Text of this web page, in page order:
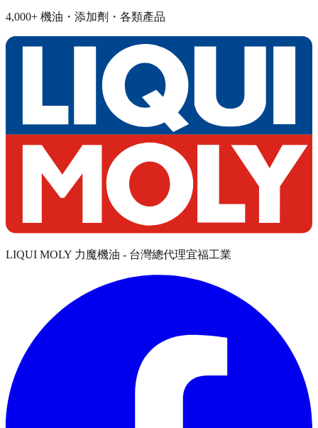
4,000+ 機油・添加劑・各類產品
LIQUI MOLY 力魔機油 - 台灣總代理宜福工業